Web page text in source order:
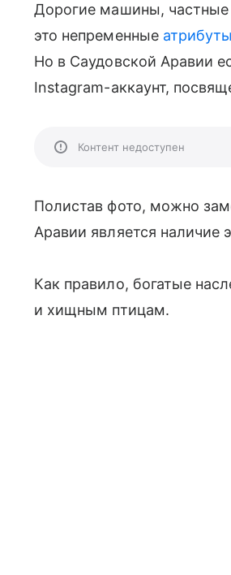
Дорогие машины,
это непременные
Но в Саудовской Аравии
Instagram-аккаунт,
Контент недоступен
Полистав фото, можно
Аравии является наличие
Как правило, богатые
и хищным птицам.